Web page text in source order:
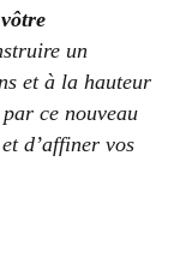
un
et à la hauteur
ce nouveau
d’affiner vos